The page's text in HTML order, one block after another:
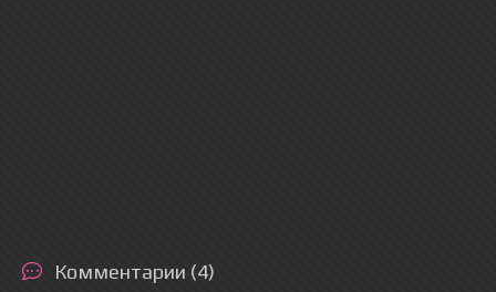
Комментарии (4)